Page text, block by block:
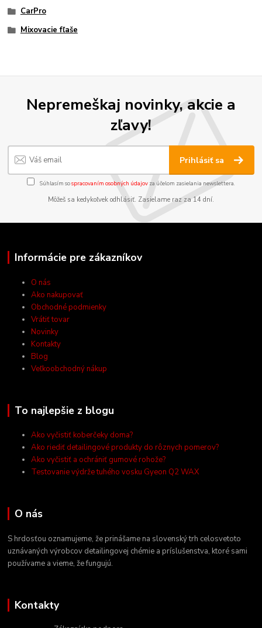
CarPro
Mixovacie fľaše
Nepremeškaj novinky, akcie a
zľavy!
Prihlásiť sa
Súhlasím sospracovaním osobných údajov za účelom zasielania newslettera.
Môžeš sa kedykoľvek odhlásiť. Zasielame raz za 14 dní.
Informácie pre zákazníkov
O nás
Ako nakupovať
Obchodné podmienky
Vrátiť tovar
Novinky
Kontakty
Blog
Veľkoobchodný nákup
To najlepšie z blogu
Ako vyčistiť koberčeky doma?
Ako riediť detailingové produkty do rôznych pomerov?
Ako vyčistiť a ochrániť gumové rohože?
Testovanie výdrže tuhého vosku Gyeon Q2 WAX
O nás
S hrdosťou oznamujeme, že prinášame na slovenský trh celosvetoto
uznávaných výrobcov detailingovej chémie a príslušenstva, ktoré sami
používame a vieme, že fungujú.
Kontakty